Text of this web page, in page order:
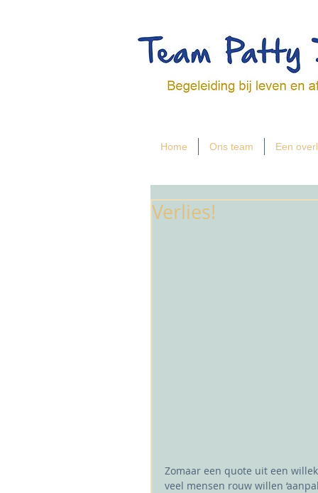
Home Ons team Een
Verlies!
Zomaar een quote uit een
veel mensen rouw willen